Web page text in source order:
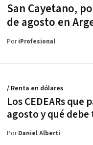
San Cayetano,
de agosto en
PoriProfesional
Los CEDEARs que
agosto y qué
/ Renta en dólares
PorDaniel Alberti